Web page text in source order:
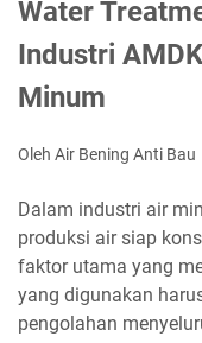
Water
Industri
Minum
Oleh Air Bening Anti Bau
Dalam industri air
produksi air siap
faktor utama yang
yang digunakan
pengolahan